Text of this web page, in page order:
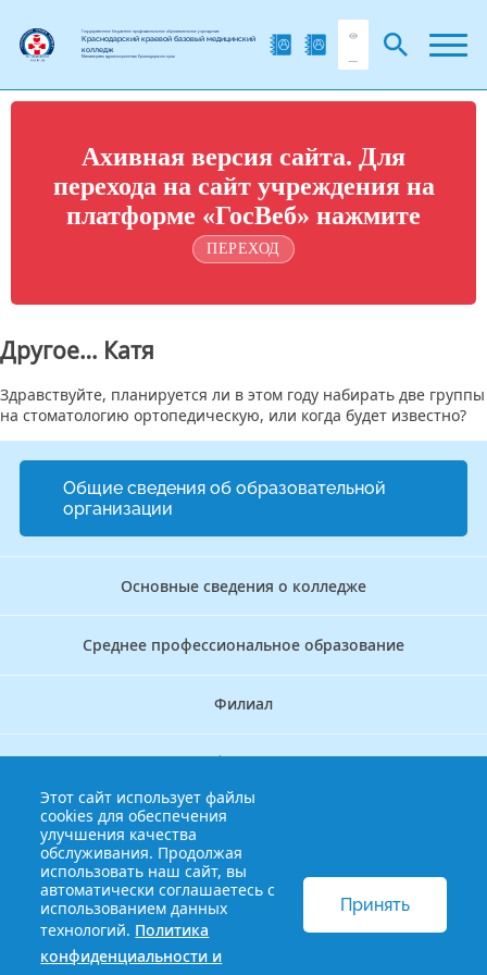
Государственное бюджетное профессиональное образовательное учреждение
Краснодарский краевой базовый медицинский
колледж
Министерства здравоохранения Краснодарского края
Ахивная версия сайта. Для
перехода на сайт учреждения на
платформе «ГосВеб» нажмите
ПЕРЕХОД
Другое… Катя
Здравствуйте, планируется ли в этом году набирать две группы
на стоматологию ортопедическую, или когда будет известно?
Общие сведения об образовательной
организации
Основные сведения о колледже
Среднее профессиональное образование
Филиал
Дополнительное профессиональное образование
Аккредитационно — симуляционный центр
Бережливый колледж
© 2013-2021 Краснодарский краевой базовый медицинский
Политика конфиденциальности и обработки
Этот сайт использует файлы
cookies для обеспечения
улучшения качества
обслуживания. Продолжая
использовать наш сайт, вы
автоматически соглашаетесь с
использованием данных
технологий. Политика
конфиденциальности и
Принять